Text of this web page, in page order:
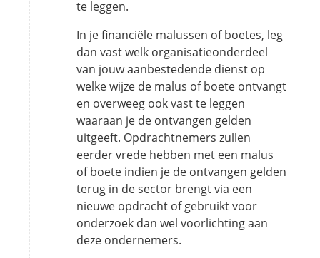
te leggen.
In je financiële malussen of boetes, leg
dan vast welk organisatieonderdeel
van jouw aanbestedende dienst op
welke wijze de malus of boete ontvangt
en overweeg ook vast te leggen
waaraan je de ontvangen gelden
uitgeeft. Opdrachtnemers zullen
eerder vrede hebben met een malus
of boete indien je de ontvangen gelden
terug in de sector brengt via een
nieuwe opdracht of gebruikt voor
onderzoek dan wel voorlichting aan
deze ondernemers.